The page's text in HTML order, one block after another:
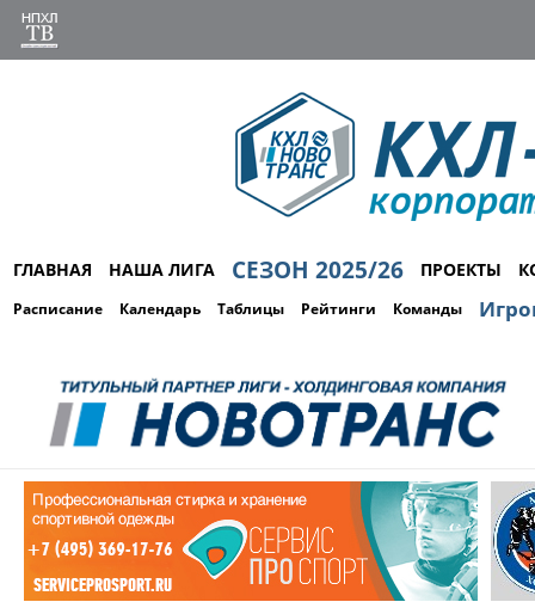
ГЛАВНАЯ НАША ЛИГА СЕЗОН 2025/26 ПРОЕКТЫ
Расписание Календарь Таблицы Рейтинги Команды